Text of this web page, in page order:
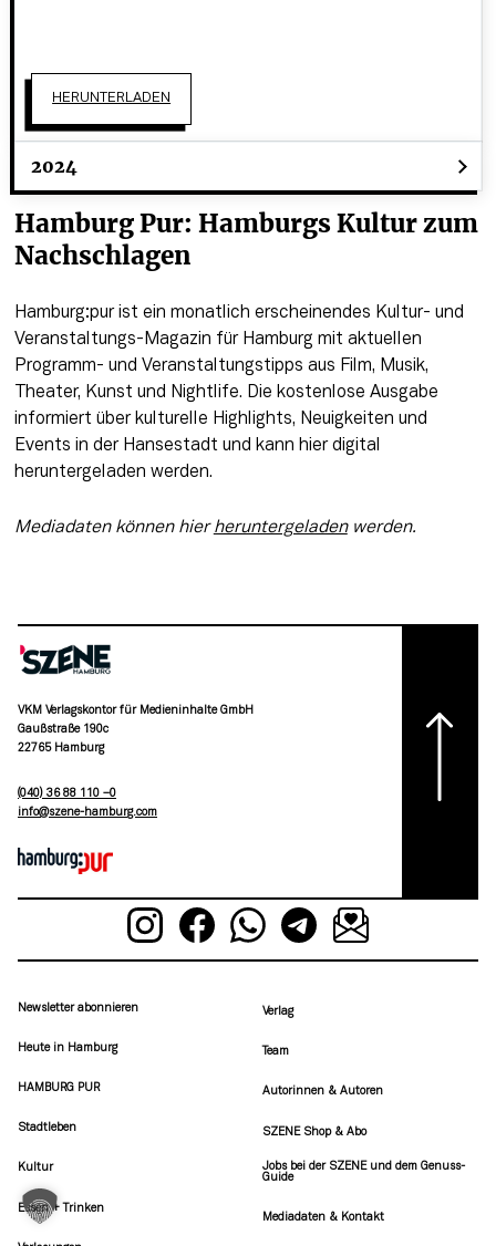
HERUNTERLADEN
2024
Hamburg Pur: Hamburgs Kultur zum
Nachschlagen
Hamburg:pur ist ein monatlich erscheinendes Kultur- und
Veranstaltungs-Magazin für Hamburg mit aktuellen
Programm- und Veranstaltungstipps aus Film, Musik,
Theater, Kunst und Nightlife. Die kostenlose Ausgabe
informiert über kulturelle Highlights, Neuigkeiten und
Events in der Hansestadt und kann hier digital
heruntergeladen werden.
Mediadaten können hier heruntergeladen werden.
VKM Verlagskontor für Medieninhalte GmbH
Gaußstraße 190c
22765 Hamburg
(040) 36 88 110 –0
moc.grubmah-enezs@ofni
Newsletter abonnieren
Heute in Hamburg
HAMBURG PUR
Stadtleben
Kultur
Essen + Trinken
Verlag
Team
Autorinnen & Autoren
SZENE Shop & Abo
Jobs bei der SZENE und dem Genuss-
Guide
Mediadaten & Kontakt